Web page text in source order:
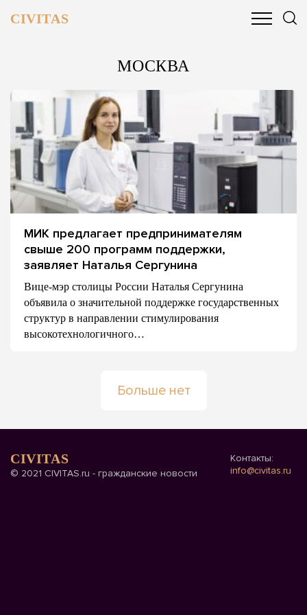
CIVITAS
ОБЩЕСТВО БИЗНЕС И ФИНАНСЫ
МОСКВА
МИК предлагает предпринимателям
свыше 200 программ поддержки,
заявляет Наталья Сергунина
Вице-мэр столицы России Наталья Сергунина
объявила о значительной поддержке государственных
структур в направлении стимулирования
высокотехнологичного…
Больше нет
CIVITAS
© 2021 CIVITAS.ru - гражданские новости
Контакты:
info@civitas.ru